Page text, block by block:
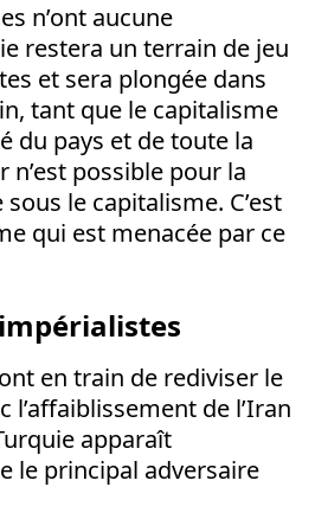
n’ont aucune
restera un terrain de jeu
et sera plongée dans
tant que le capitalisme
du pays et de toute la
possible pour la
le capitalisme. C’est
qui est menacée par ce
en train de rediviser le
l’affaiblissement de l’Iran
apparaît
le principal adversaire